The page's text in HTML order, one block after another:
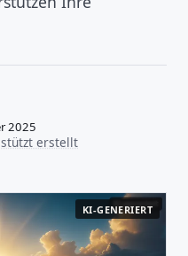
2025
erstellt
KI-GENERIERT